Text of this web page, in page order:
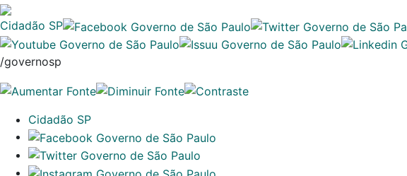
Cidadão SP
/governosp
Cidadão SP